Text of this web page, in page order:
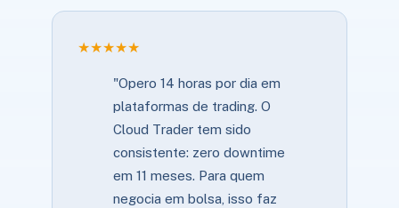
★★★★★
"Opero 14 horas por dia em
plataformas de trading. O
Cloud Trader tem sido
consistente: zero downtime
em 11 meses. Para quem
negocia em bolsa, isso faz